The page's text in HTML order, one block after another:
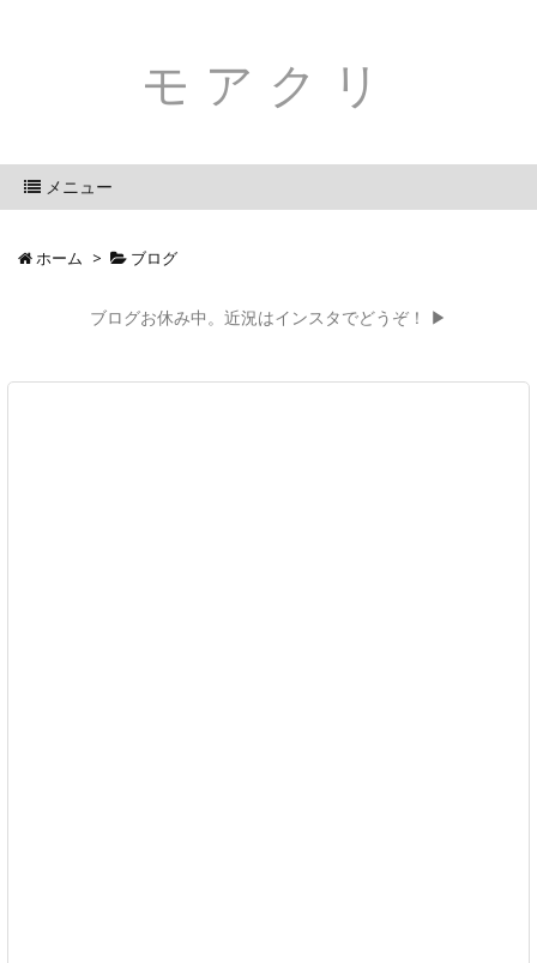
モアクリ
メニュー
ホーム > ブログ
ブログお休み中。近況はインスタでどうぞ！ ▶